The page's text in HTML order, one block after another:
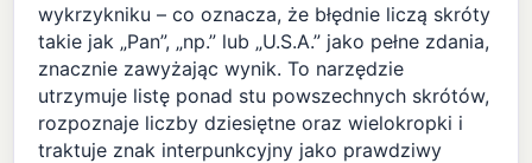
wykrzykniku – co oznacza, że błędnie liczą skróty
takie jak „Pan”, „np.” lub „U.S.A.” jako pełne zdania,
znacznie zawyżając wynik. To narzędzie
utrzymuje listę ponad stu powszechnych skrótów,
rozpoznaje liczby dziesiętne oraz wielokropki i
traktuje znak interpunkcyjny jako prawdziwy